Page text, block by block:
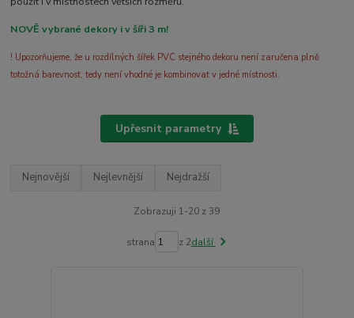
NOVĚ vybrané dekory i v šíři 3 m!
! Upozorňujeme, že u rozdílných šířek PVC stejného dekoru není zaručena plně
totožná barevnost, tedy není vhodné je kombinovat v jedné místnosti.
Upřesnit parametry
Nejnovější Nejlevnější Nejdražší
Zobrazuji 1-20 z 39
strana z 2další